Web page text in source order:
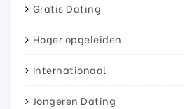
Gratis Dating
Hoger opgeleiden
Internationaal
Jongeren Dating